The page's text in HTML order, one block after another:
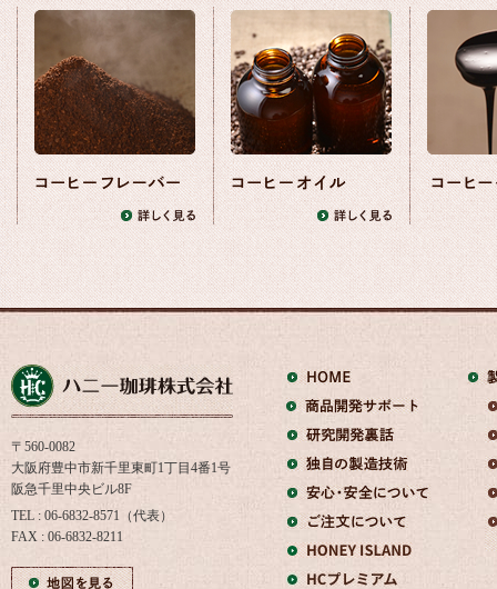
〒560-0082
大阪府豊中市新千里東町1丁目4番1号
阪急千里中央ビル8F
TEL : 06-6832-8571（代表）
FAX : 06-6832-8211